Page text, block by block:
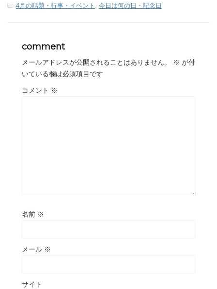
-4月の話題・行事・イベント 今日は何の日・記念日
comment
メールアドレスが公開されることはありません。 ※ が付
いている欄は必須項目です
コメント ※
名前 ※
メール ※
サイト